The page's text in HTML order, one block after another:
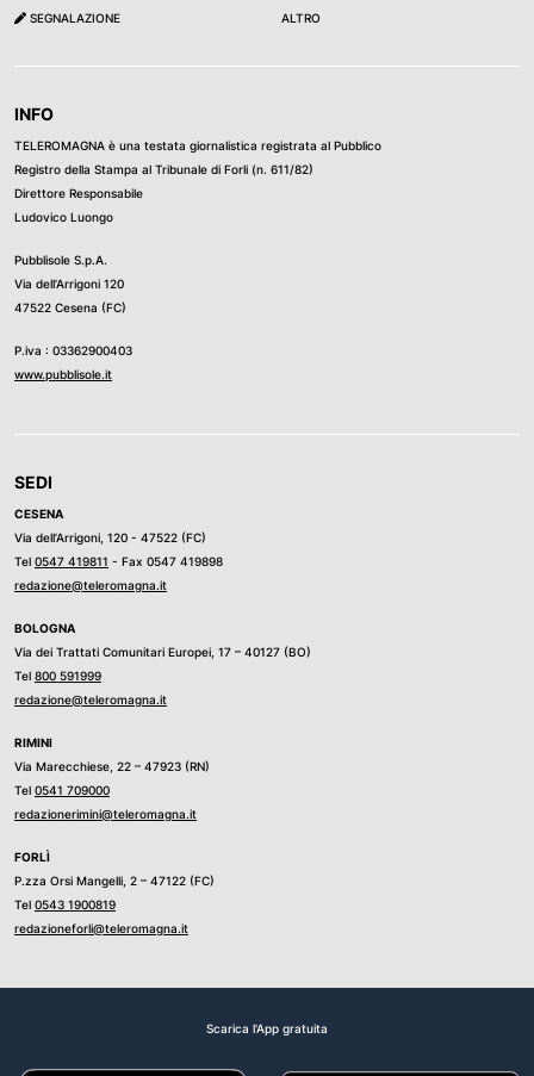
SEGNALAZIONE ALTRO
INFO
TELEROMAGNA è una testata giornalistica registrata al Pubblico
Registro della Stampa al Tribunale di Forli (n. 611/82)
Direttore Responsabile
Ludovico Luongo
Pubblisole S.p.A.
Via dell’Arrigoni 120
47522 Cesena (FC)
P.iva : 03362900403
www.pubblisole.it
SEDI
CESENA
Via dell’Arrigoni, 120 - 47522 (FC)
Tel 0547 419811 - Fax 0547 419898
redazione@teleromagna.it
BOLOGNA
Via dei Trattati Comunitari Europei, 17 – 40127 (BO)
Tel 800 591999
redazione@teleromagna.it
RIMINI
Via Marecchiese, 22 – 47923 (RN)
Tel 0541 709000
redazionerimini@teleromagna.it
FORLÌ
P.zza Orsi Mangelli, 2 – 47122 (FC)
Tel 0543 1900819
redazioneforli@teleromagna.it
Scarica l'App gratuita